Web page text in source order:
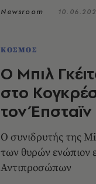
Newsroom
ΚΟΣΜΟΣ
Ο Μπιλ
στο
τον Έπσταϊν
Ο συνιδρυτής της
των θυρών ενώπιον
Αντιπροσώπων